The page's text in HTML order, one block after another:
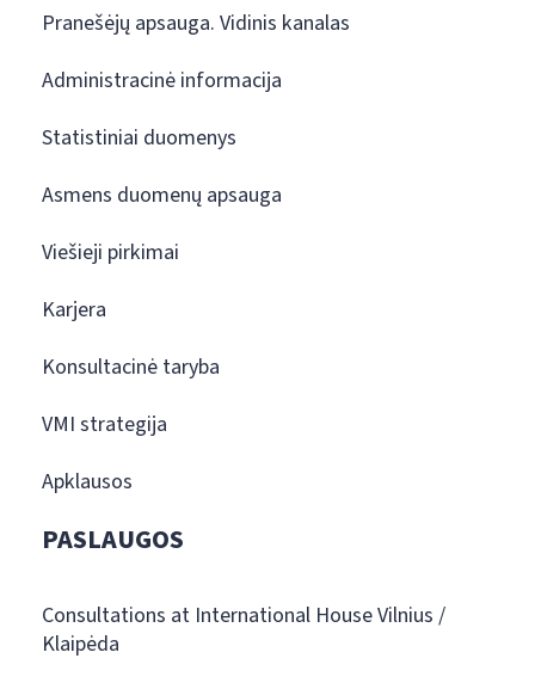
Pranešėjų apsauga. Vidinis kanalas
Administracinė informacija
Statistiniai duomenys
Asmens duomenų apsauga
Viešieji pirkimai
Karjera
Konsultacinė taryba
VMI strategija
Apklausos
PASLAUGOS
Consultations at International House Vilnius /
Klaipėda